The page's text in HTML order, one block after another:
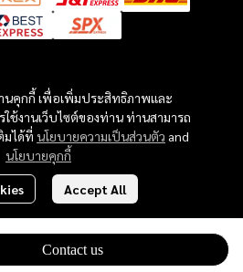
Contact us
นคุกกี้ เพื่อเพิ่มประสิทธิภาพและ
ช้งานเว็บไซต์ของท่าน ท่านสามารถ
มได้ที่ นโยบายความเป็นส่วนตัว and
นโยบายคุกกี้
Accept All